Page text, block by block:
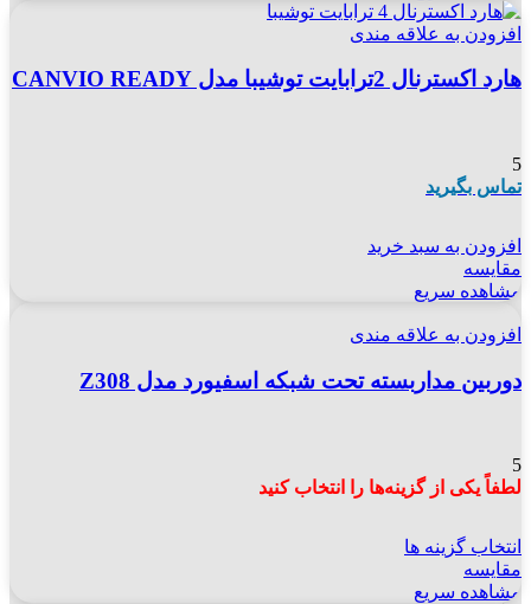
افزودن به علاقه مندی
هارد اکسترنال 2ترابایت توشیبا مدل CANVIO READY
5
تماس بگیرید
افزودن به سبد خرید
مقایسه
مشاهده سریع
افزودن به علاقه مندی
دوربین مداربسته تحت شبکه اسفیورد مدل Z308
5
لطفاً یکی از گزینه‌ها را انتخاب کنید
انتخاب گزینه ها
مقایسه
مشاهده سریع